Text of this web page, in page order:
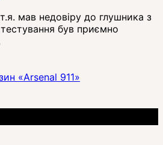
мав недовіру до глушника з
був приємно